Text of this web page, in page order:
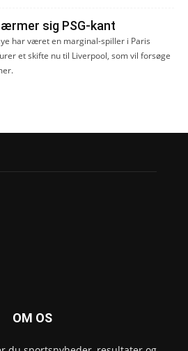
sig PSG-kant
har været en marginal-spiller i Paris
et skifte nu til Liverpool, som vil forsøge
OM OS